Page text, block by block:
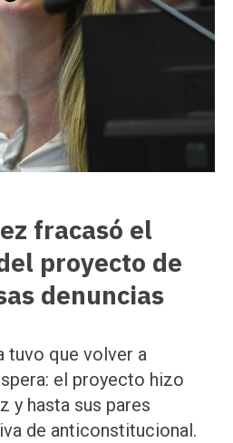
fracasó el
proyecto de
denuncias
tuvo que volver a
el proyecto hizo
y hasta sus pares
de anticonstitucional.